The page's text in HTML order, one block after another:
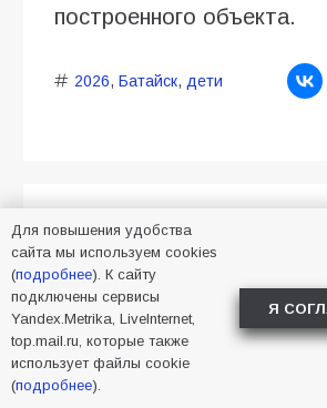
построенного объекта.
2026, Батайск, дети
Букеты из зефира:
сладости
полноценный
07.08.2026
Новости в Батайске
Для повышения удобства
сайта мы используем cookies
(подробнее). К сайту
подключены сервисы
Yandex.Metrika, LiveInternet,
top.mail.ru, которые также
использует файлы cookie
(подробнее).
Я